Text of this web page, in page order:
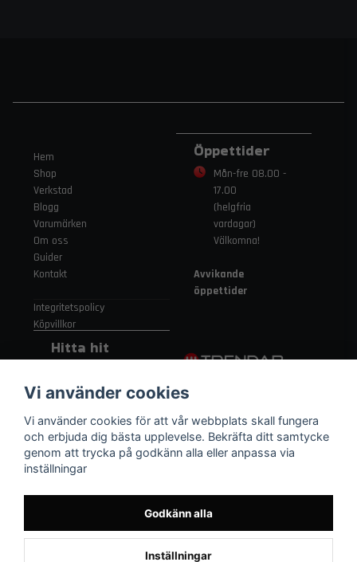
Hem
Shop
Verkstad
Blogg
Varumärken
Om oss
Guider
Kontakt
Integritetspolicy
Köpvillkor
Öppettider
Mån-fre 08.00 -
17.00
(helgfria
vardagar)
Välkomna!
Avvikande
öppettider
Hitta hit
Strängnäsvägen
315 155 91
Nykvarn Sverige
08 552 450 06
@trendab.com
Vi använder cookies
Vi använder cookies för att vår webbplats skall fungera
och erbjuda dig bästa upplevelse. Bekräfta ditt samtycke
genom att trycka på godkänn alla eller anpassa via
inställningar
Godkänn alla
Inställningar